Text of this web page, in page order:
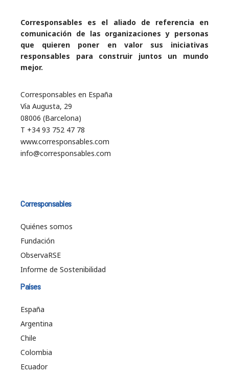
Corresponsables es el aliado de referencia en
comunicación de las organizaciones y personas
que quieren poner en valor sus iniciativas
responsables para construir juntos un mundo
mejor.
Corresponsables en España
Vía Augusta, 29
08006 (Barcelona)
T +34 93 752 47 78
www.corresponsables.com
info@corresponsables.com
Corresponsables
Quiénes somos
Fundación
ObservaRSE
Informe de Sostenibilidad
Países
España
Argentina
Chile
Colombia
Ecuador